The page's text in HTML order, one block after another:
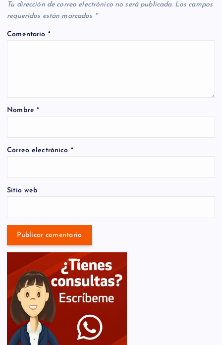
Tu dirección de correo electrónico no será publicada. Los campos
requeridos están marcados *
Comentario *
Nombre*
Correo electrónico *
Sitio web